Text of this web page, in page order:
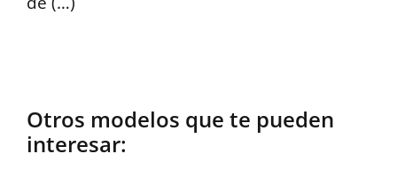
Otros modelos que te pueden
interesar: